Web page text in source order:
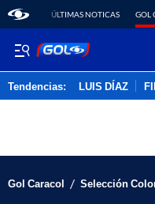
ÚLTIMAS NOTICAS GOL
Tendencias: LUIS DÍAZ
Gol Caracol / Selección